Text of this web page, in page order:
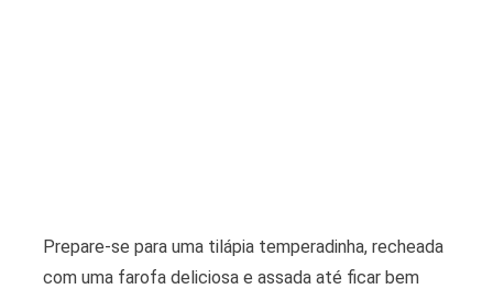
Prepare-se para uma tilápia temperadinha, recheada
com uma farofa deliciosa e assada até ficar bem